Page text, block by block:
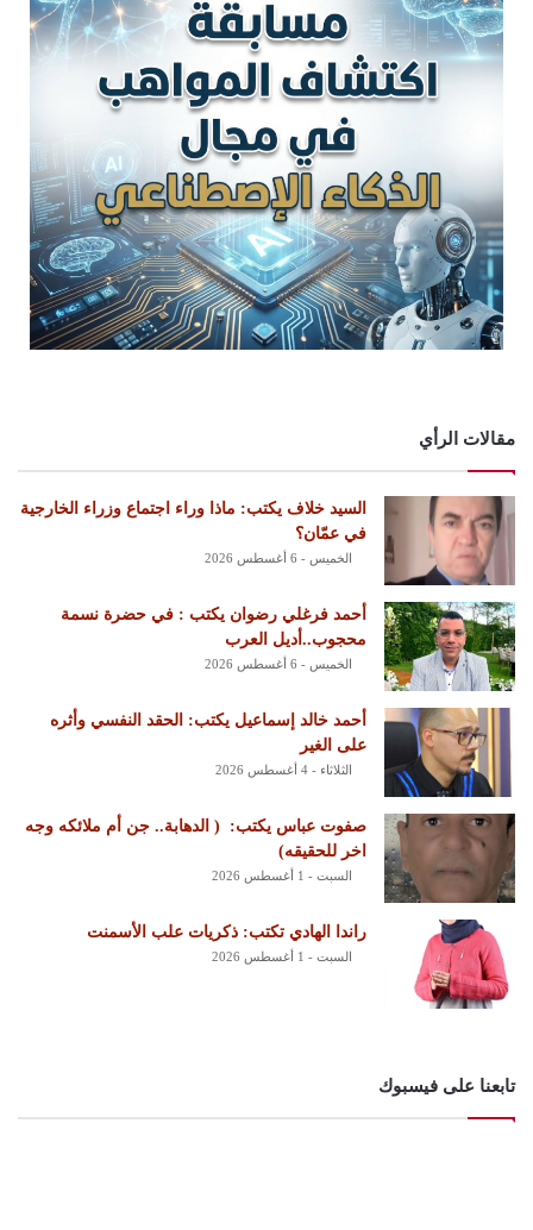
مقالات الرأي
السيد خلاف يكتب: ماذا وراء اجتماع وزراء الخارجية
في عمّان؟
الخميس - 6 أغسطس 2026
أحمد فرغلي رضوان يكتب : في حضرة نسمة
محجوب..أديل العرب
الخميس - 6 أغسطس 2026
أحمد خالد إسماعيل يكتب: الحقد النفسي وأثره
على الغير
الثلاثاء - 4 أغسطس 2026
‏صفوت عباس يكتب: ‏ ‏( الدهابة.. جن أم ملائكه وجه
اخر للحقيقه)
السبت - 1 أغسطس 2026
راندا الهادي تكتب: ذكريات علب الأسمنت
السبت - 1 أغسطس 2026
تابعنا على فيسبوك